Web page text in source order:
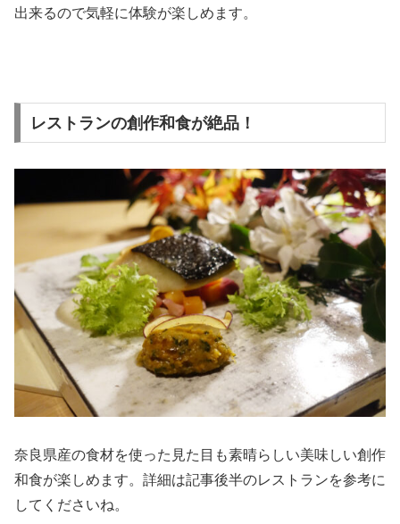
出来るので気軽に体験が楽しめます。
レストランの創作和食が絶品！
奈良県産の食材を使った見た目も素晴らしい美味しい創作
和食が楽しめます。詳細は記事後半のレストランを参考に
してくださいね。